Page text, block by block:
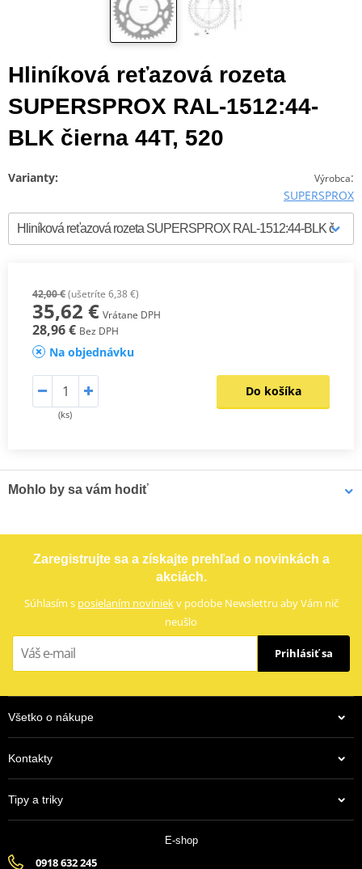
Hliníková reťazová rozeta
SUPERSPROX RAL-1512:44-
BLK čierna 44T, 520
Výrobca:
SUPERSPROX
Varianty:
42,00 €(ušetríte 6,38 €)
35,62 € Vrátane DPH
28,96 € Bez DPH
Na objednávku
(ks)
Do košíka
Mohlo by sa vám hodiť
Zaregistrujte sa a získajte prehľad o novinkách a
akciách.
Súhlasím s posielaním noviniekv podobe Newslettru aby Vám nič
neušlo
Prihlásiť sa
Všetko o nákupe
Kontakty
Tipy a triky
E-shop
0918 632 245